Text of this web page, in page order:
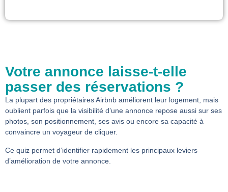
Votre annonce laisse-t-elle
passer des réservations ?
La plupart des propriétaires Airbnb améliorent leur logement, mais
oublient parfois que la visibilité d’une annonce repose aussi sur ses
photos, son positionnement, ses avis ou encore sa capacité à
convaincre un voyageur de cliquer.
Ce quiz permet d’identifier rapidement les principaux leviers
d’amélioration de votre annonce.